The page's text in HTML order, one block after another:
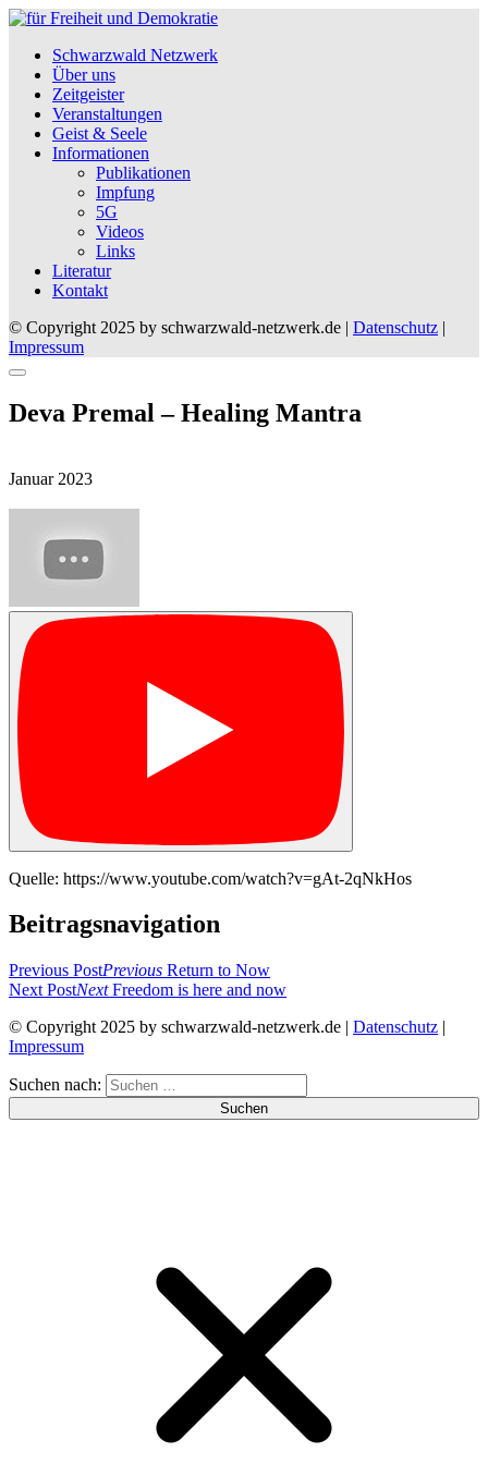
Schwarzwald Netzwerk
Über uns
Zeitgeister
Veranstaltungen
Geist & Seele
Informationen
Publikationen
Impfung
5G
Videos
Links
Literatur
Kontakt
© Copyright 2025 by schwarzwald-netzwerk.de | Datenschutz |
Impressum
Deva Premal – Healing Mantra
Januar 2023
Quelle: https://www.youtube.com/watch?v=gAt-2qNkHos
Beitragsnavigation
Previous PostPrevious Return to Now
Next PostNext Freedom is here and now
© Copyright 2025 by schwarzwald-netzwerk.de | Datenschutz |
Impressum
Suchen nach: